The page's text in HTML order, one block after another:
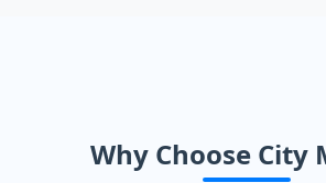
Why Choose City